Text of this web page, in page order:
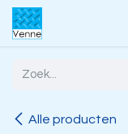
Overslaan naar inhoud
Alle producten